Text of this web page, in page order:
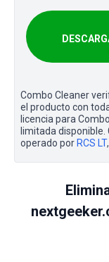
Combo Cleaner
el producto con
licencia para
limitada
operado por RCS LT